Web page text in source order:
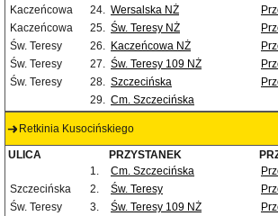
Kaczeńcowa
24. Wersalska NŻ
Kaczeńcowa
25. Św. Teresy NŻ
Św. Teresy
26. Kaczeńcowa NŻ
Św. Teresy
27. Św. Teresy 109 NŻ
Św. Teresy
28. Szczecińska
29. Cm. Szczecińska
Retkinia Kusocińskiego
ULICA PRZYSTANEK
1.
Cm. Szczecińska
Szczecińska
2. Św. Teresy
Św. Teresy
3. Św. Teresy 109 NŻ